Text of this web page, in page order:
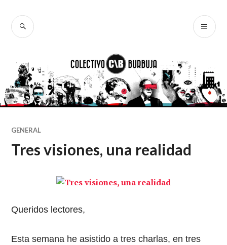
contenido
BUSCAR
GENERAL
Tres visiones, una realidad
Queridos lectores,
Esta semana he asistido a tres charlas, en tres